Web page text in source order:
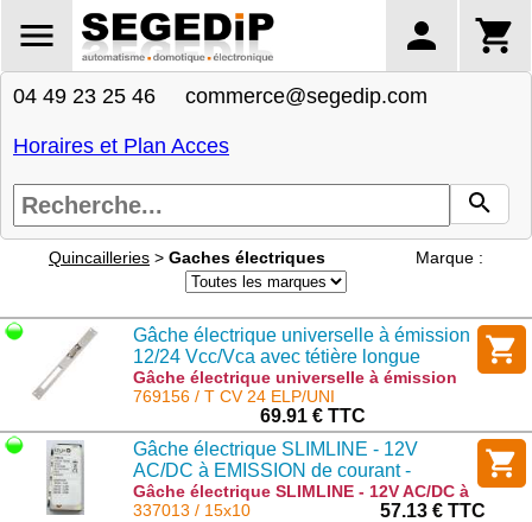
04 49 23 25 46 commerce@segedip.com
Horaires et Plan Acces
Quincailleries > Gaches électriques Marque :
Gâche électrique universelle à émission
12/24 Vcc/Vca avec tétière longue
Gâche électrique universelle à émission
12/24 Vcc/Vca avec tétière longue : T CV
769156 / T CV 24 ELP/UNI
69.91 € TTC
Gâche électrique SLIMLINE - 12V
AC/DC à EMISSION de courant -
Gâche électrique SLIMLINE - 12V AC/DC à
EMISSION de courant - : 15x10
337013 / 15x10
57.13 € TTC